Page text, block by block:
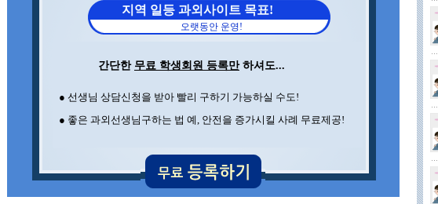
지역 일등 과외사이트 목표!
오랫동안 운영!
간단한 무료 학생회원 등록만하셔도...
● 선생님 상담신청을 받아 빨리 구하기 가능하실 수도!
● 좋은 과외선생님구하는 법 예, 안전을 증가시킬 사례 무료제공!